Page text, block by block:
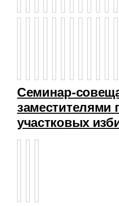
Семинар-
заместителями
участковых